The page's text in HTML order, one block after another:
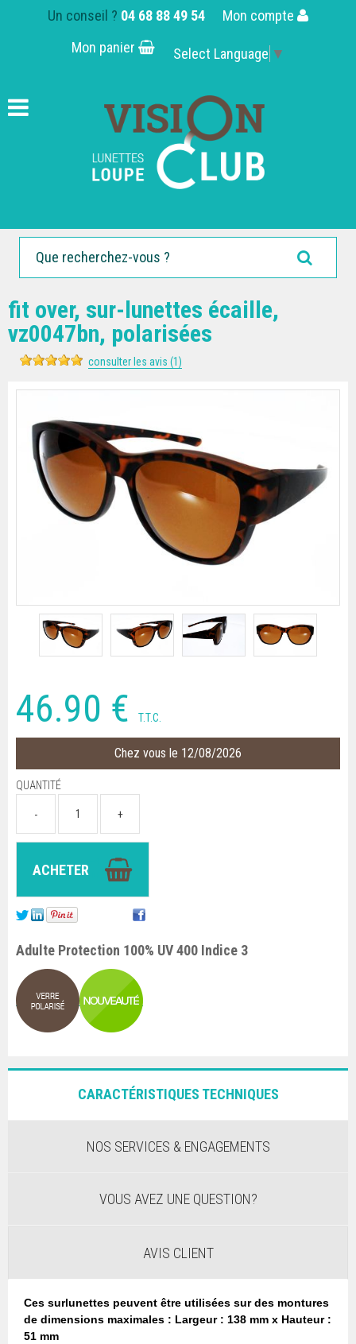
Un conseil ? 04 68 88 49 54
Mon compte
Mon panier
Select Language ▼
fit over, sur-lunettes écaille,
vz0047bn, polarisées
consulter les avis (1)
46.90 € T.T.C.
Chez vous le 12/08/2026
QUANTITÉ
Adulte Protection 100% UV 400 Indice 3
CARACTÉRISTIQUES TECHNIQUES
NOS SERVICES & ENGAGEMENTS
VOUS AVEZ UNE QUESTION?
AVIS CLIENT
Ces surlunettes peuvent être utilisées sur des montures
de dimensions maximales : Largeur : 138 mm x Hauteur :
51 mm